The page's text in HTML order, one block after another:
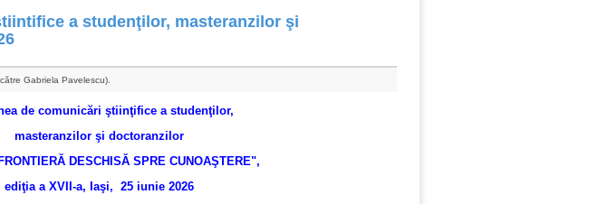
a studenţilor, masteranzilor şi
Gabriela Pavelescu).
de comunicări ştiinţifice a studenţilor,
masteranzilor şi doctoranzilor
DESCHISĂ SPRE CUNOAŞTERE",
ediţia a XVII-a, Iaşi, 25 iunie 2026